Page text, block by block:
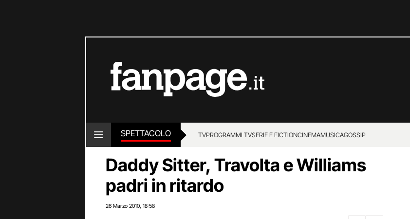
SPETTACOLO TVPROGRAMMI TVSERIE E FICTIONCINEMAMUSICAGOSSIP
Daddy Sitter, Travolta e Williams
padri in ritardo
26 Marzo 2010 18:58